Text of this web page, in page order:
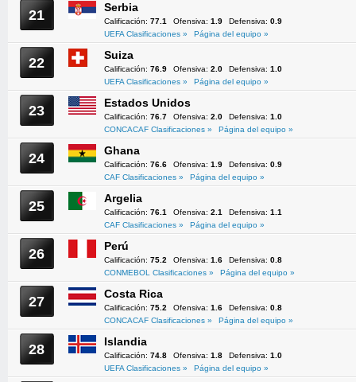
21 Serbia
Calificación: 77.1 Ofensiva: 1.9 Defensiva: 0.9
UEFA Clasificaciones »
Página del equipo »
22 Suiza
Calificación: 76.9 Ofensiva: 2.0 Defensiva: 1.0
UEFA Clasificaciones »
Página del equipo »
23 Estados Unidos
Calificación: 76.7 Ofensiva: 2.0 Defensiva: 1.0
CONCACAF Clasificaciones »
Página del equipo »
24 Ghana
Calificación: 76.6 Ofensiva: 1.9 Defensiva: 0.9
CAF Clasificaciones »
Página del equipo »
25 Argelia
Calificación: 76.1 Ofensiva: 2.1 Defensiva: 1.1
CAF Clasificaciones »
Página del equipo »
26 Perú
Calificación: 75.2 Ofensiva: 1.6 Defensiva: 0.8
CONMEBOL Clasificaciones »
Página del equipo »
27 Costa Rica
Calificación: 75.2 Ofensiva: 1.6 Defensiva: 0.8
CONCACAF Clasificaciones »
Página del equipo »
28 Islandia
Calificación: 74.8 Ofensiva: 1.8 Defensiva: 1.0
UEFA Clasificaciones »
Página del equipo »